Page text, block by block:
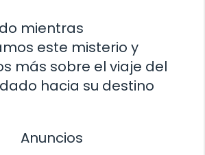
mientras
este misterio y
más sobre el viaje del
hacia su destino
Anuncios